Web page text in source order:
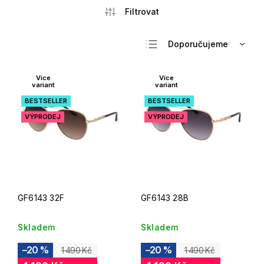
Doporučujeme
Nejdražší
Nejprodávanější
Abecedně
Více
variant
BESTSELLER
VÝPRODEJ
GF6143 32F
Skladem
1 490 Kč
–20 %
Více
variant
BESTSELLER
VÝPRODEJ
GF6143 28B
Skladem
1 490 Kč
–20 %